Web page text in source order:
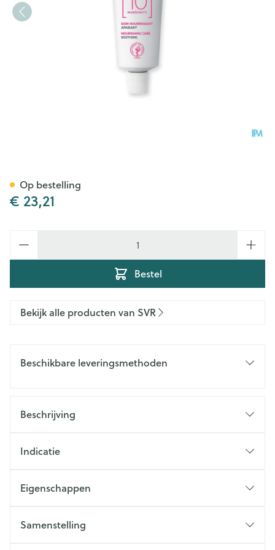
€ 23,21
Bestel
Op bestelling
Bekijk alle producten van SVR
Beschikbare leveringsmethoden
Beschrijving
Indicatie
Eigenschappen
Samenstelling